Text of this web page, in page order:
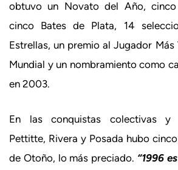
obtuvo un Novato del Año,
cinco Bates de Plata, 14
Estrellas, un premio al Jugador
Mundial y un nombramiento como
en 2003.
En las conquistas colectivas y
Pettitte, Rivera y Posada hubo
de Otoño, lo más preciado. “1996